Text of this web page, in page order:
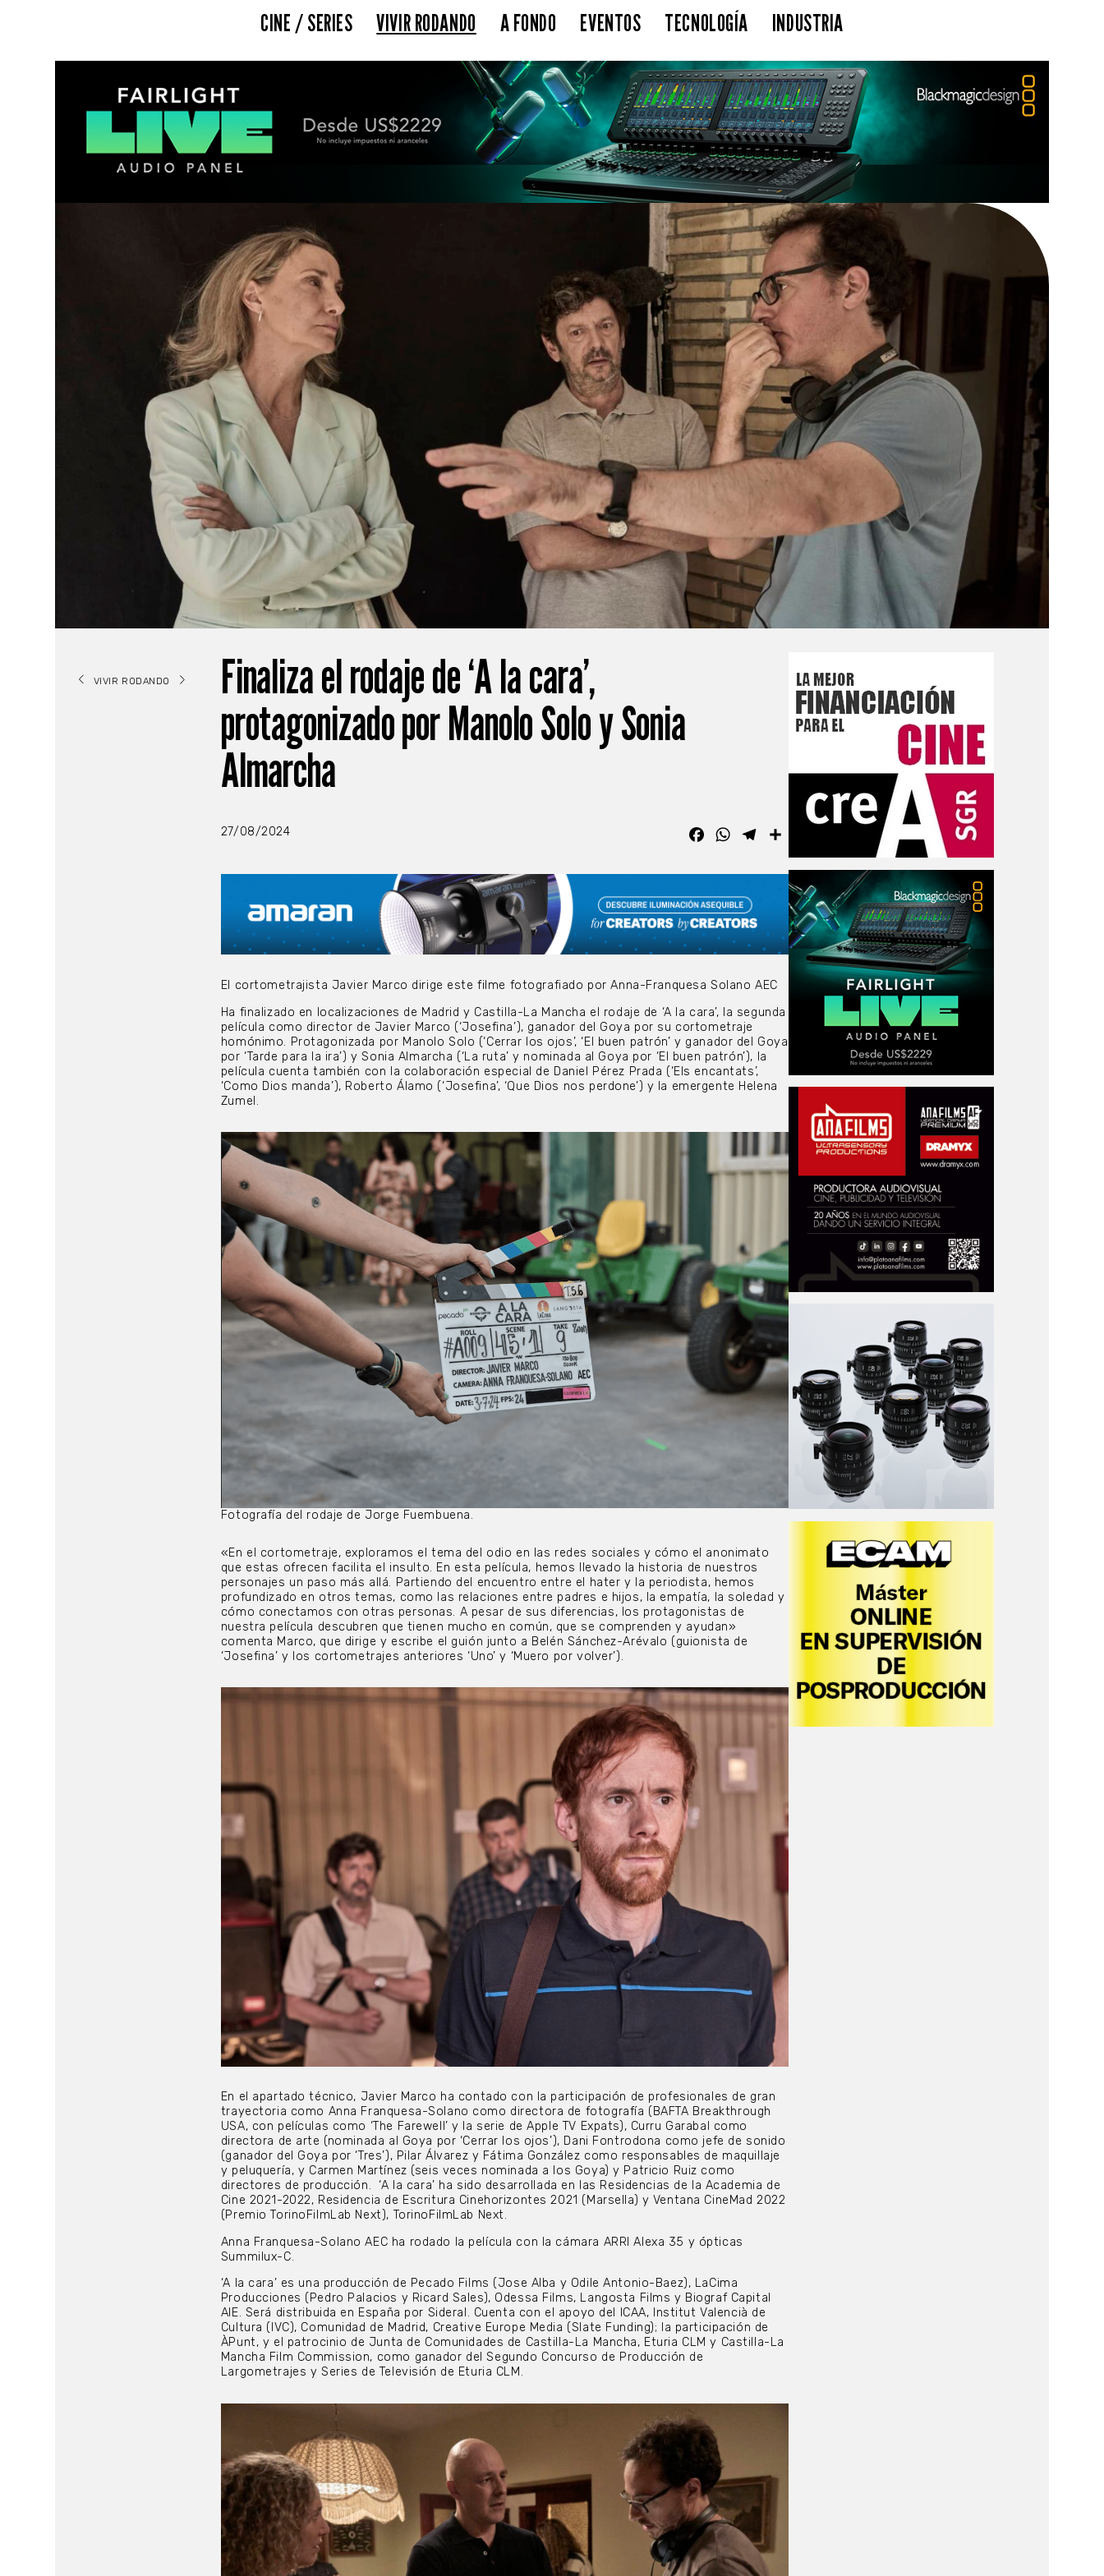
CINE / SERIES VIVIR RODANDO A FONDO EVENTOS TECNOLOGÍA INDUSTRIA
VIVIR RODANDO
Finaliza el rodaje de ‘A la cara’,
protagonizado por Manolo Solo y Sonia
Almarcha
27/08/2024 FacebookWhatsAppTelegram
El cortometrajista Javier Marco dirige este filme fotografiado por Anna-Franquesa Solano AEC
Ha finalizado en localizaciones de Madrid y Castilla-La Mancha el rodaje de ‘A la cara’, la segunda
película como director de Javier Marco (‘Josefina’), ganador del Goya por su cortometraje
homónimo. Protagonizada por Manolo Solo (‘Cerrar los ojos’, ‘El buen patrón’ y ganador del Goya
por ‘Tarde para la ira’) y Sonia Almarcha (‘La ruta’ y nominada al Goya por ‘El buen patrón’), la
película cuenta también con la colaboración especial de Daniel Pérez Prada (‘Els encantats’,
‘Como Dios manda’), Roberto Álamo (‘Josefina’, ‘Que Dios nos perdone’) y la emergente Helena
Zumel.
Fotografía del rodaje de Jorge Fuembuena.
«En el cortometraje, exploramos el tema del odio en las redes sociales y cómo el anonimato
que estas ofrecen facilita el insulto. En esta película, hemos llevado la historia de nuestros
personajes un paso más allá. Partiendo del encuentro entre el hater y la periodista, hemos
profundizado en otros temas, como las relaciones entre padres e hijos, la empatía, la soledad y
cómo conectamos con otras personas. A pesar de sus diferencias, los protagonistas de
nuestra película descubren que tienen mucho en común, que se comprenden y ayudan»
comenta Marco, que dirige y escribe el guión junto a Belén Sánchez-Arévalo (guionista de
‘Josefina’ y los cortometrajes anteriores ‘Uno’ y ‘Muero por volver’).
En el apartado técnico, Javier Marco ha contado con la participación de profesionales de gran
trayectoria como Anna Franquesa-Solano como directora de fotografía (BAFTA Breakthrough
USA, con películas como ‘The Farewell’ y la serie de Apple TV Expats), Curru Garabal como
directora de arte (nominada al Goya por ‘Cerrar los ojos’), Dani Fontrodona como jefe de sonido
(ganador del Goya por ‘Tres’), Pilar Álvarez y Fátima González como responsables de maquillaje
y peluquería, y Carmen Martínez (seis veces nominada a los Goya) y Patricio Ruiz como
directores de producción. ‘A la cara’ ha sido desarrollada en las Residencias de la Academia de
Cine 2021-2022, Residencia de Escritura Cinehorizontes 2021 (Marsella) y Ventana CineMad 2022
(Premio TorinoFilmLab Next), TorinoFilmLab Next.
Anna Franquesa-Solano AEC ha rodado la película con la cámara ARRI Alexa 35 y ópticas
Summilux-C.
‘A la cara’ es una producción de Pecado Films (Jose Alba y Odile Antonio-Baez), LaCima
Producciones (Pedro Palacios y Ricard Sales), Odessa Films, Langosta Films y Biograf Capital
AIE. Será distribuida en España por Sideral. Cuenta con el apoyo del ICAA, Institut Valencià de
Cultura (IVC), Comunidad de Madrid, Creative Europe Media (Slate Funding); la participación de
ÀPunt, y el patrocinio de Junta de Comunidades de Castilla-La Mancha, Eturia CLM y Castilla-La
Mancha Film Commission, como ganador del Segundo Concurso de Producción de
Largometrajes y Series de Televisión de Eturia CLM.